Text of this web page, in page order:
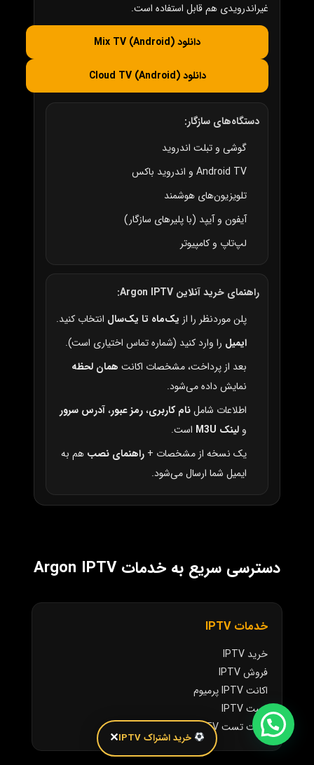
غیراندرویدی هم قابل استفاده است.
دانلود Mix TV (Android)
دانلود Cloud TV (Android)
دستگاه‌های سازگار:
گوشی و تبلت اندروید
Android TV و اندروید باکس
تلویزیون‌های هوشمند
آیفون و آیپد (با پلیرهای سازگار)
لپ‌تاپ و کامپیوتر
راهنمای خرید آنلاین Argon IPTV:
پلن موردنظر را از یک‌ماه تا یک‌سال انتخاب کنید.
ایمیل را وارد کنید (شماره تماس اختیاری است).
بعد از پرداخت، مشخصات اکانت همان لحظه
نمایش داده می‌شود.
اطلاعات شاملنام کاربری،رمز عبور،آدرس سرور
و لینک M3U
است.
یک نسخه از مشخصات + راهنمای نصب هم به
ایمیل شما ارسال می‌شود.
دسترسی سریع به خدمات Argon IPTV
خدمات IPTV
خرید IPTV
فروش IPTV
اکانت IPTV پرمیوم
تست IPTV
اکانت تست IPTV
خرید اشتراک IPTV ✕